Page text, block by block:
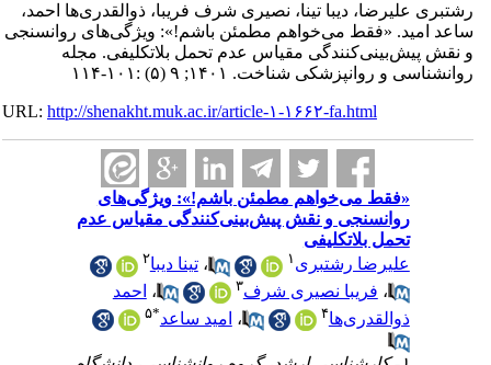
رشتبری علیرضا، دیبا تینا، نصیری شرف فریبا، ذوالقدری‌ها احمد،
ساعد امید. «فقط می‌خواهم مطمئن باشم!»: ویژگی‌های روانسنجی
و نقش پیش‌بینی‌کنندگی مقیاس عدم تحمل بلاتکلیفی. مجله
روانشناسی و روانپزشکی شناخت. ۱۴۰۱; ۹ (۵) :۱۰۱-۱۱۴
URL:http://shenakht.muk.ac.ir/article-۱-۱۶۶۲-fa.html
«فقط می‌خواهم مطمئن باشم!»: ویژگی‌های
روانسنجی و نقش پیش‌بینی‌کنندگی مقیاس عدم
تحمل بلاتکلیفی
علیرضا رشتبری۱ ،تینا دیبا
،فریبا نصیری شرف۳ ،احمد
ذوالقدری‌ها ۴ ،امید ساعد* ۵